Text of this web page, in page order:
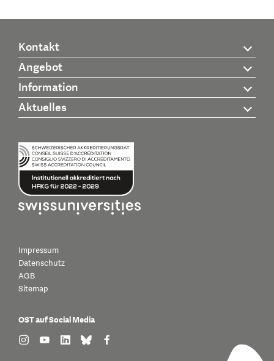
Kontakt
Angebot
Information
Aktuelles
Impressum
Datenschutz
AGB
Sitemap
OST auf Social Media
find us on: instagram
find us on: youtube
find us on: linkedin
find us on: bluesky
find us on: facebook